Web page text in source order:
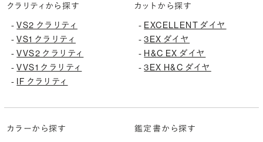
クラリティから探す
-VS2 クラリティ
-VS1 クラリティ
-VVS2 クラリティ
-VVS1 クラリティ
-
IF クラリティ
カットから探す
- EXCELLENT ダイヤ
-3EX ダイヤ
- H&C EX ダイヤ
-3EX H&C ダイヤ
カラーから探す 鑑定書から探す